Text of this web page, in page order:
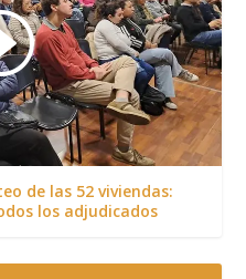
de las 52 viviendas:
los adjudicados